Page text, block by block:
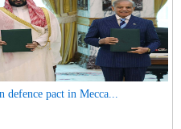
defence pact in Mecca...